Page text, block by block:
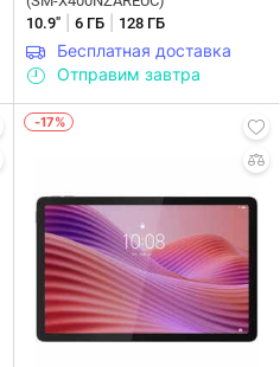
10.9"
6 ГБ 128 ГБ
Бесплатная доставка
Отправим завтра
-17%